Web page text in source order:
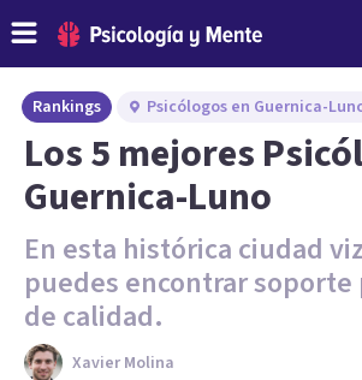
Rankings Psicólogos en Guernica-
Los 5 mejores
Guernica-Luno
En esta histórica ciudad
puedes encontrar soporte
de calidad.
Xavier Molina